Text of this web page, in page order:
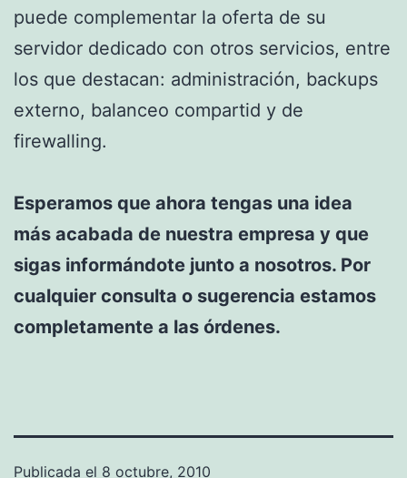
puede complementar la oferta de su
servidor dedicado con otros servicios, entre
los que destacan: administración, backups
externo, balanceo compartid y de
firewalling.
Esperamos que ahora tengas una idea
más acabada de nuestra empresa y que
sigas informándote junto a nosotros. Por
cualquier consulta o sugerencia estamos
completamente a las órdenes.
Publicada el 8 octubre, 2010